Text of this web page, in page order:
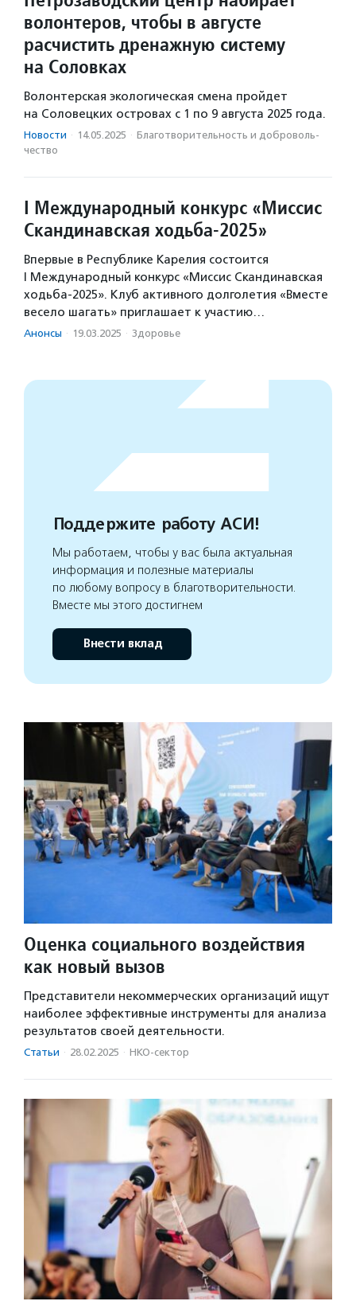
волонтеров, чтобы в августе
расчистить дренажную систему
на Соловках
Волонтерская экологическая смена пройдет
на Соловецких островах с 1 по 9 августа 2025 года.
Новости · 14.05.2025 · Благотвори­тель­ность и доброволь­
чест­во
I Международный конкурс «Миссис
Скандинавская ходьба-2025»
Впервые в Республике Карелия состоится
I Международный конкурс «Миссис Скандинавская
ходьба-2025». Клуб активного долголетия «Вместе
весело шагать» приглашает к участию…
Анонсы · 19.03.2025 · Здоровье
Поддержите работу АСИ!
Мы работаем, чтобы у вас была актуальная
информация и полезные материалы
по любому вопросу в благотворительности.
Вместе мы этого достигнем
Внести вклад
Оценка социального воздействия
как новый вызов
Представители некоммерческих организаций ищут
наиболее эффективные инструменты для анализа
результатов своей деятельности.
Статьи · 28.02.2025 · НКО-сектор